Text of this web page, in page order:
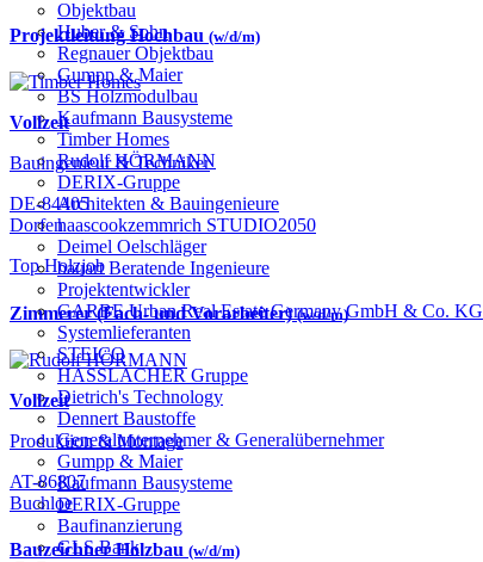
Objektbau
Huber & Sohn
Regnauer Objektbau
Gumpp & Maier
BS Holzmodulbau
Kaufmann Bausysteme
Timber Homes
Rudolf HÖRMANN
DERIX-Gruppe
Architekten & Bauingenieure
haascookzemmrich STUDIO2050
Deimel Oelschläger
bauart Beratende Ingenieure
Projektentwickler
GARBE Urban Real Estate Germany GmbH & Co. KG
Systemlieferanten
STEICO
HASSLACHER Gruppe
Dietrich's Technology
Dennert Baustoffe
Generalunternehmer & Generalübernehmer
Gumpp & Maier
Kaufmann Bausysteme
DERIX-Gruppe
Baufinanzierung
GLS Bank
Projektleitung Hochbau (w/d/m)
Vollzeit
Bauingenieur & Techniker
DE-84405
Dorfen
Top Holzjob
Zimmerer (Fach- und Vorarbeiter)(w/d/m)
Vollzeit
Produktion & Montage
AT-86807
Buchloe
Bauzeichner Holzbau (w/d/m)